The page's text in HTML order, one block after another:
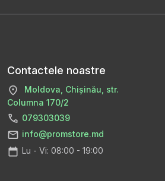
Contactele noastre
Moldova, Chișinău, str.
Columna 170/2
079303039
info@promstore.md
Lu - Vi: 08:00 - 19:00